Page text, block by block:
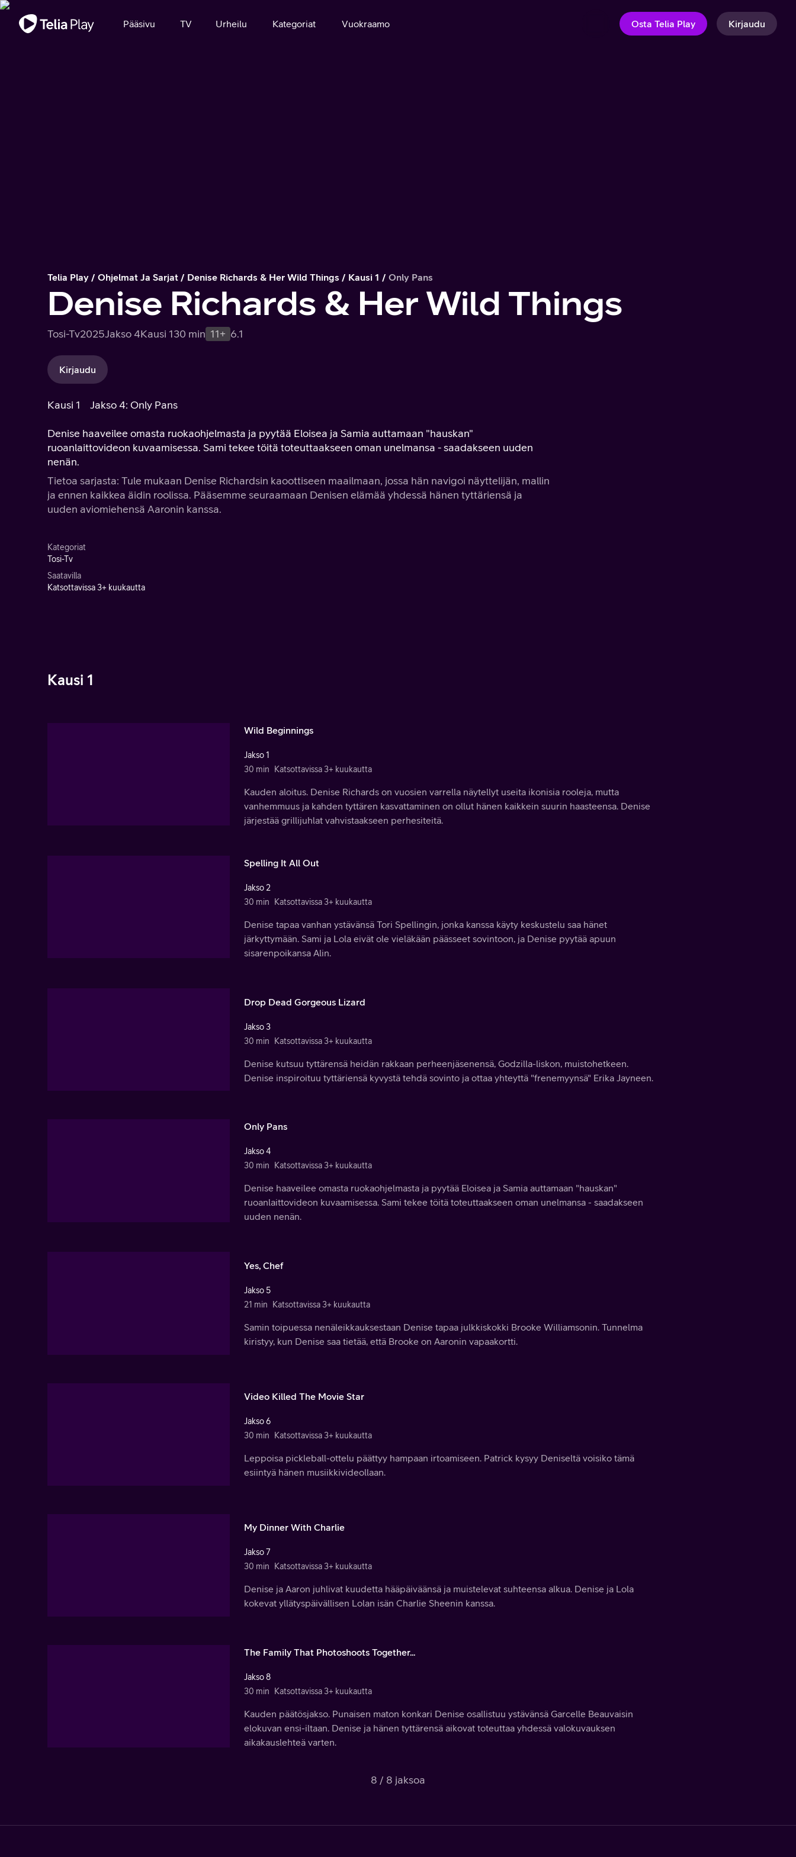
Tärkeä viesti
Pääsivu TV Urheilu Kategoriat Vuokraamo Osta Telia Play Kirjaudu
Telia Play Ohjelmat Ja Sarjat Denise Richards & Her Wild Things Kausi 1 Only Pans
Denise Richards & Her Wild Things
Tosi-Tv2025Jakso 4Kausi 130 min 11+ 6.1
Kirjaudu
Kausi 1 Jakso 4: Only Pans
Denise haaveilee omasta ruokaohjelmasta ja pyytää Eloisea ja Samia auttamaan "hauskan"
ruoanlaittovideon kuvaamisessa. Sami tekee töitä toteuttaakseen oman unelmansa - saadakseen uuden
nenän.
Tietoa sarjasta: Tule mukaan Denise Richardsin kaoottiseen maailmaan, jossa hän navigoi näyttelijän, mallin
ja ennen kaikkea äidin roolissa. Pääsemme seuraamaan Denisen elämää yhdessä hänen tyttäriensä ja
uuden aviomiehensä Aaronin kanssa.
Kategoriat
Tosi-Tv
Saatavilla
Katsottavissa 3+ kuukautta
Kausi 1
Wild Beginnings
Jakso 1
30 min
Katsottavissa 3+ kuukautta
Kauden aloitus. Denise Richards on vuosien varrella näytellyt useita ikonisia rooleja, mutta
vanhemmuus ja kahden tyttären kasvattaminen on ollut hänen kaikkein suurin haasteensa. Denise
järjestää grillijuhlat vahvistaakseen perhesiteitä.
Spelling It All Out
Jakso 2
30 min
Katsottavissa 3+ kuukautta
Denise tapaa vanhan ystävänsä Tori Spellingin, jonka kanssa käyty keskustelu saa hänet
järkyttymään. Sami ja Lola eivät ole vieläkään päässeet sovintoon, ja Denise pyytää apuun
sisarenpoikansa Alin.
Drop Dead Gorgeous Lizard
Jakso 3
30 min
Katsottavissa 3+ kuukautta
Denise kutsuu tyttärensä heidän rakkaan perheenjäsenensä, Godzilla-liskon, muistohetkeen.
Denise inspiroituu tyttäriensä kyvystä tehdä sovinto ja ottaa yhteyttä "frenemyynsä" Erika Jayneen.
Only Pans
Jakso 4
30 min
Katsottavissa 3+ kuukautta
Denise haaveilee omasta ruokaohjelmasta ja pyytää Eloisea ja Samia auttamaan "hauskan"
ruoanlaittovideon kuvaamisessa. Sami tekee töitä toteuttaakseen oman unelmansa - saadakseen
uuden nenän.
Yes, Chef
Jakso 5
21 min
Katsottavissa 3+ kuukautta
Samin toipuessa nenäleikkauksestaan Denise tapaa julkkiskokki Brooke Williamsonin. Tunnelma
kiristyy, kun Denise saa tietää, että Brooke on Aaronin vapaakortti.
Video Killed The Movie Star
Jakso 6
30 min
Katsottavissa 3+ kuukautta
Leppoisa pickleball-ottelu päättyy hampaan irtoamiseen. Patrick kysyy Deniseltä voisiko tämä
esiintyä hänen musiikkivideollaan.
My Dinner With Charlie
Jakso 7
30 min
Katsottavissa 3+ kuukautta
Denise ja Aaron juhlivat kuudetta hääpäiväänsä ja muistelevat suhteensa alkua. Denise ja Lola
kokevat yllätyspäivällisen Lolan isän Charlie Sheenin kanssa.
The Family That Photoshoots Together...
Jakso 8
30 min
Katsottavissa 3+ kuukautta
Kauden päätösjakso. Punaisen maton konkari Denise osallistuu ystävänsä Garcelle Beauvaisin
elokuvan ensi-iltaan. Denise ja hänen tyttärensä aikovat toteuttaa yhdessä valokuvauksen
aikakauslehteä varten.
8 / 8 jaksoa